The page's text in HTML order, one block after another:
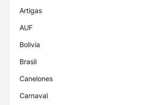
Artigas
AUF
Bolivia
Brasil
Canelones
Carnaval